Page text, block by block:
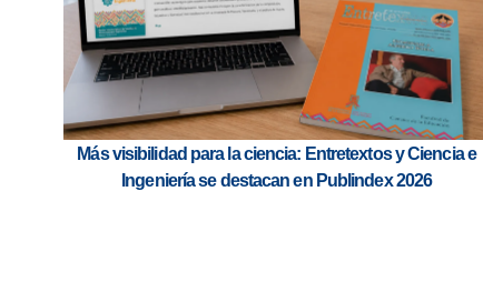
Más visibilidad para la ciencia: Entretextos y Ciencia e
Ingeniería se destacan en Publindex 2026